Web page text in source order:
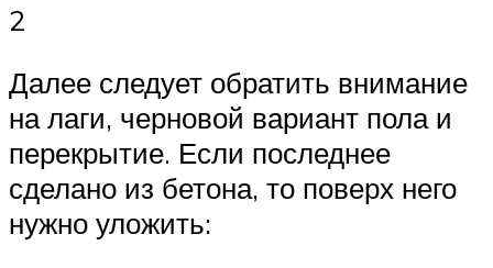
2
Далее следует обратить внимание
на лаги, черновой вариант пола и
перекрытие. Если последнее
сделано из бетона, то поверх него
нужно уложить: